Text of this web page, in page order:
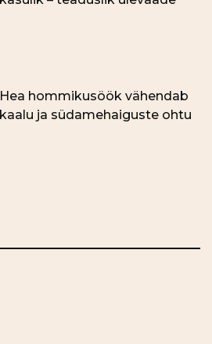
Hea hommikusöök vähendab
kaalu ja südamehaiguste ohtu